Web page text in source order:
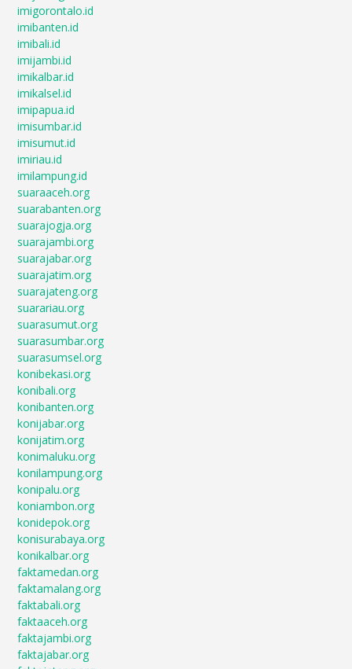
imigorontalo.id
imibanten.id
imibali.id
imijambi.id
imikalbar.id
imikalsel.id
imipapua.id
imisumbar.id
imisumut.id
imiriau.id
imilampung.id
suaraaceh.org
suarabanten.org
suarajogja.org
suarajambi.org
suarajabar.org
suarajatim.org
suarajateng.org
suarariau.org
suarasumut.org
suarasumbar.org
suarasumsel.org
konibekasi.org
konibali.org
konibanten.org
konijabar.org
konijatim.org
konimaluku.org
konilampung.org
konipalu.org
koniambon.org
konidepok.org
konisurabaya.org
konikalbar.org
faktamedan.org
faktamalang.org
faktabali.org
faktaaceh.org
faktajambi.org
faktajabar.org